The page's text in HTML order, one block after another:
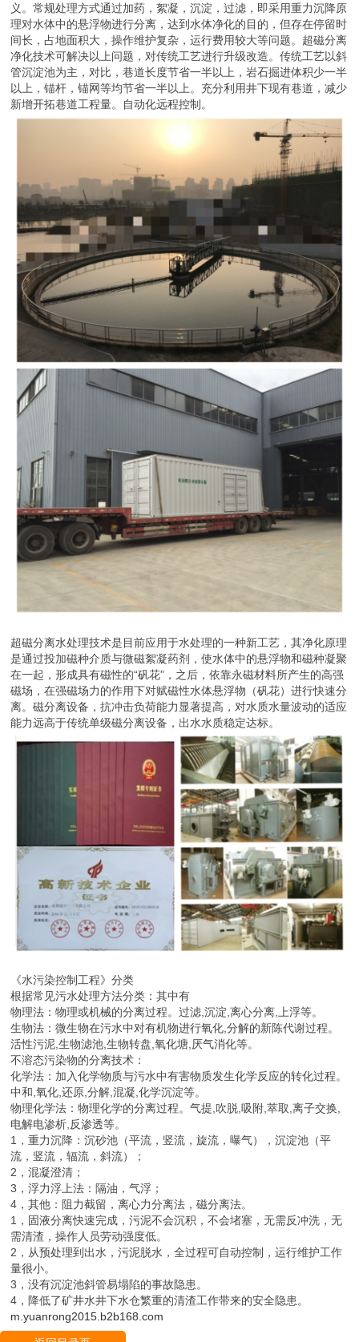
义。常规处理方式通过加药，絮凝，沉淀，过滤，即采用重力沉降原
理对水体中的悬浮物进行分离，达到水体净化的目的，但存在停留时
间长，占地面积大，操作维护复杂，运行费用较大等问题。超磁分离
净化技术可解决以上问题，对传统工艺进行升级改造。传统工艺以斜
管沉淀池为主，对比，巷道长度节省一半以上，岩石掘进体积少一半
以上，锚杆，锚网等均节省一半以上。充分利用井下现有巷道，减少
新增开拓巷道工程量。自动化远程控制。
超磁分离水处理技术是目前应用于水处理的一种新工艺，其净化原理
是通过投加磁种介质与微磁絮凝药剂，使水体中的悬浮物和磁种凝聚
在一起，形成具有磁性的“矾花”，之后，依靠永磁材料所产生的高强
磁场，在强磁场力的作用下对赋磁性水体悬浮物（矾花）进行快速分
离。磁分离设备，抗冲击负荷能力显著提高，对水质水量波动的适应
能力远高于传统单级磁分离设备，出水水质稳定达标。
《水污染控制工程》分类
根据常见污水处理方法分类：其中有
物理法：物理或机械的分离过程。过滤,沉淀,离心分离,上浮等。
生物法：微生物在污水中对有机物进行氧化,分解的新陈代谢过程。
活性污泥,生物滤池,生物转盘,氧化塘,厌气消化等。
不溶态污染物的分离技术：
化学法：加入化学物质与污水中有害物质发生化学反应的转化过程。
中和,氧化,还原,分解,混凝,化学沉淀等。
物理化学法：物理化学的分离过程。气提,吹脱,吸附,萃取,离子交换,
电解电渗析,反渗透等。
1，重力沉降：沉砂池（平流，竖流，旋流，曝气），沉淀池（平
流，竖流，辐流，斜流）；
2，混凝澄清；
3，浮力浮上法：隔油，气浮；
4，其他：阻力截留，离心力分离法，磁分离法。
1，固液分离快速完成，污泥不会沉积，不会堵塞，无需反冲洗，无
需清渣，操作人员劳动强度低。
2，从预处理到出水，污泥脱水，全过程可自动控制，运行维护工作
量很小。
3，没有沉淀池斜管易塌陷的事故隐患。
4，降低了矿井水井下水仓繁重的清渣工作带来的安全隐患。
m.yuanrong2015.b2b168.com